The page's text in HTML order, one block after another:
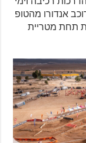
אנדורו מהטופ
תחת מטריית